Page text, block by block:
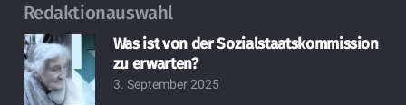
Redaktionauswahl
Was ist von der Sozialstaatskommission
zu erwarten?
3. September 2025